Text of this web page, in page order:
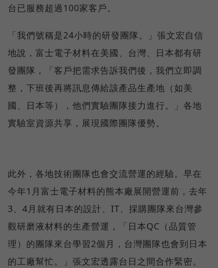
台已服務超過100家客戶。
「我們號稱是24小時的研發團隊。」張文宏自信
地說，富士電子材料在美國、台灣、日本都有研
發團隊，「客戶把需求告訴我們後，我們立即調
整，下班後再將訊息傳給該產品生產地（如美
國、日本等），他們實驗團隊接力進行。」各地
實驗室資源共享，展現國際團隊優勢。
此外，各地技術團隊也會交流營運的經驗。早在
今年1月富士電子材料的熊本廠展開營運前，去年
3、4月就有日本的設計、IT、採購團隊來台灣參
觀研磨液材料的生產營運，「日本QC（品質管
理）的團隊來台學習2個月，台灣團隊也會到日本
的工廠幫忙。」張文宏透露台日之間合作緊密。